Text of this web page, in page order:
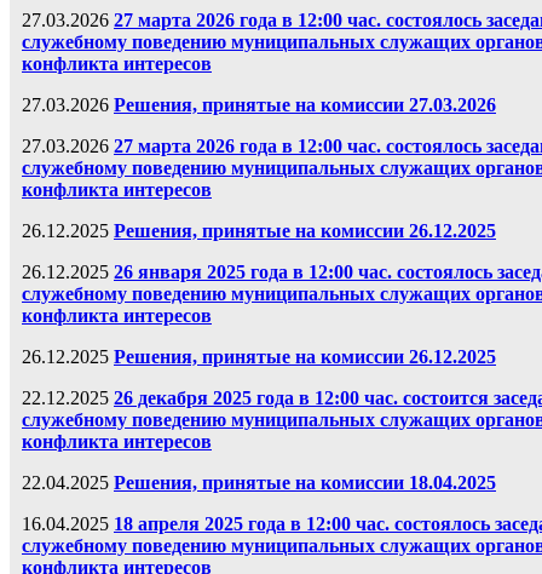
27.03.2026 27 марта 2026 года в 12:00 час. состоялось
служебному поведению муниципальных служащих
конфликта интересов
27.03.2026 Решения, принятые на комиссии 27.03.2026
27.03.2026 27 марта 2026 года в 12:00 час. состоялось
служебному поведению муниципальных служащих
конфликта интересов
26.12.2025 Решения, принятые на комиссии 26.12.2025
26.12.2025 26 января 2025 года в 12:00 час. состоялось
служебному поведению муниципальных служащих
конфликта интересов
26.12.2025 Решения, принятые на комиссии 26.12.2025
22.12.2025 26 декабря 2025 года в 12:00 час. состоится
служебному поведению муниципальных служащих
конфликта интересов
22.04.2025 Решения, принятые на комиссии 18.04.2025
16.04.2025 18 апреля 2025 года в 12:00 час. состоялось
служебному поведению муниципальных служащих
конфликта интересов